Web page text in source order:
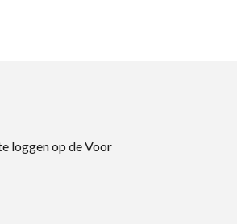
loggen op de Voor